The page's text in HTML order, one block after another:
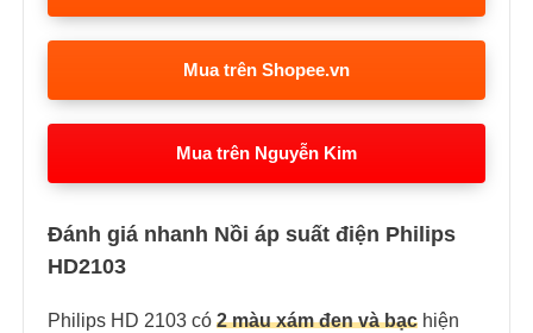
Mua trên Shopee.vn
Mua trên Nguyễn Kim
Đánh giá nhanh Nồi áp suất điện Philips
HD2103
Philips HD 2103 có 2 màu xám đen và bạc hiện